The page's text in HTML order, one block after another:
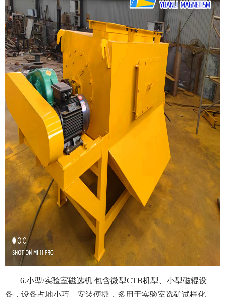
6.小型/实验室磁选机 包含微型CTB机型、小型磁辊设
备，设备占地小巧、安装便捷，多用于实验室选矿试样化